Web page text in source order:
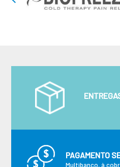
PAGAMENTO
Multibanco, à